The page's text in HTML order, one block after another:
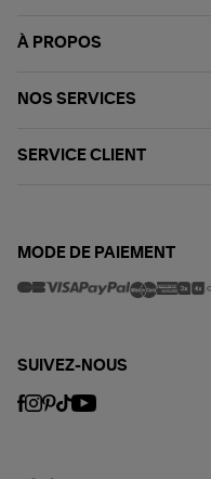
À PROPOS
NOS SERVICES
SERVICE CLIENT
MODE DE PAIEMENT
SUIVEZ-NOUS